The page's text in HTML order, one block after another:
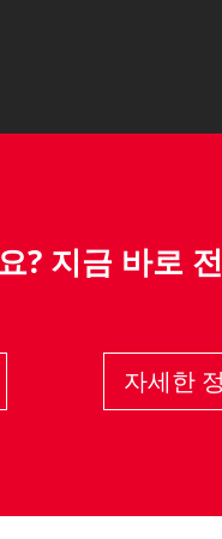
? 지금 바로
자세한